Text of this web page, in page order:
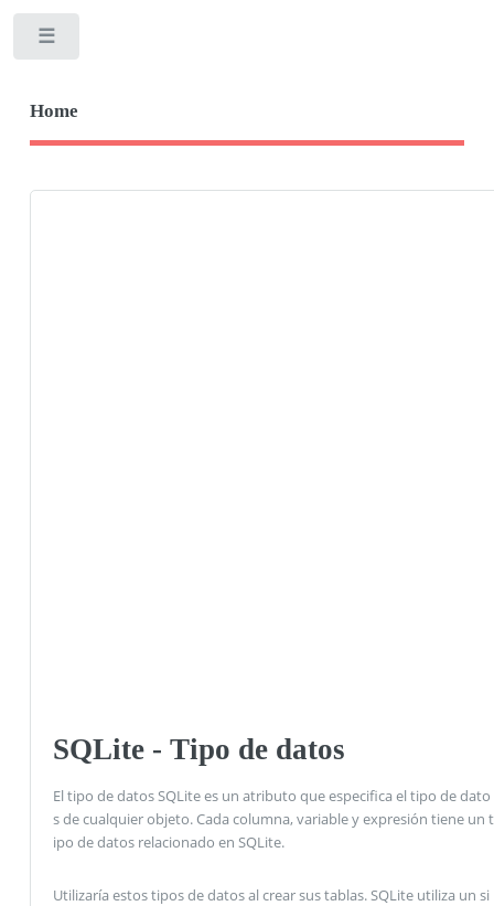
Home
SQLite - Tipo de datos
El tipo de datos SQLite es un atributo que especifica el tipo de dato
s de cualquier objeto. Cada columna, variable y expresión tiene un t
ipo de datos relacionado en SQLite.
Utilizaría estos tipos de datos al crear sus tablas. SQLite utiliza un si